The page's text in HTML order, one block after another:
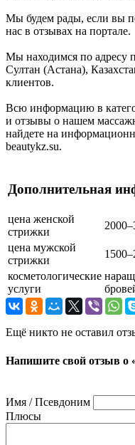
Мы будем рады, если вы
нас в отзывах на портале.
Мы находимся по адресу
Султан (Астана),
клиентов.
Всю информацию в
и отзывы о нашем
найдете на
beautykz.su.
Дополнительная
цена женской
стрижки
цена мужской
стрижки
косметологические
услуги
Ещё никто не оставил
Напишите свой отзыв о
Имя / Псевдоним
Плюсы